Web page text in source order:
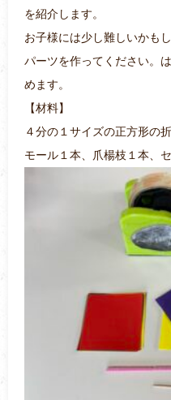
を紹介します。
お子様には少し難しいかも
パーツを作ってください。
めます。
【材料】
４分の１サイズの正方形の
モール１本、爪楊枝１本、